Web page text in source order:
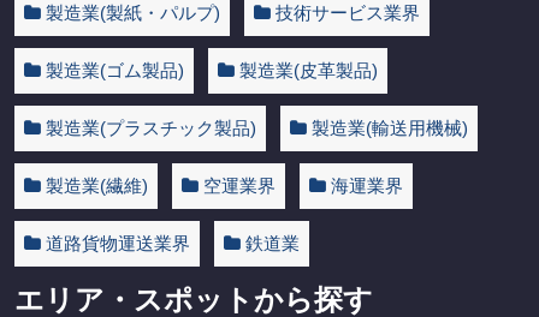
製造業(製紙・パルプ) 技術サービス業界
製造業(ゴム製品) 製造業(皮革製品)
製造業(プラスチック製品) 製造業(輸送用機械)
製造業(繊維) 空運業界 海運業界
道路貨物運送業界 鉄道業
エリア・スポットから探す